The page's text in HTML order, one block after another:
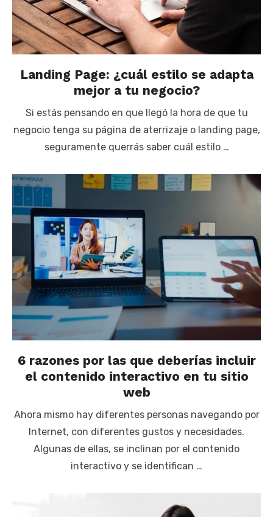
Landing Page: ¿cuál estilo se adapta
mejor a tu negocio?
Si estás pensando en que llegó la hora de que tu
negocio tenga su página de aterrizaje o landing page,
seguramente querrás saber cuál estilo …
6 razones por las que deberías incluir
el contenido interactivo en tu sitio
web
Ahora mismo hay diferentes personas navegando por
Internet, con diferentes gustos y necesidades.
Algunas de ellas, se inclinan por el contenido
interactivo y se identifican …